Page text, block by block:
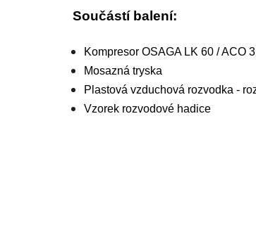
Součástí balení:
Kompresor OSAGA LK 60 / ACO
Mosazná tryska
Plastová vzduchová rozvodka -
Vzorek rozvodové hadice